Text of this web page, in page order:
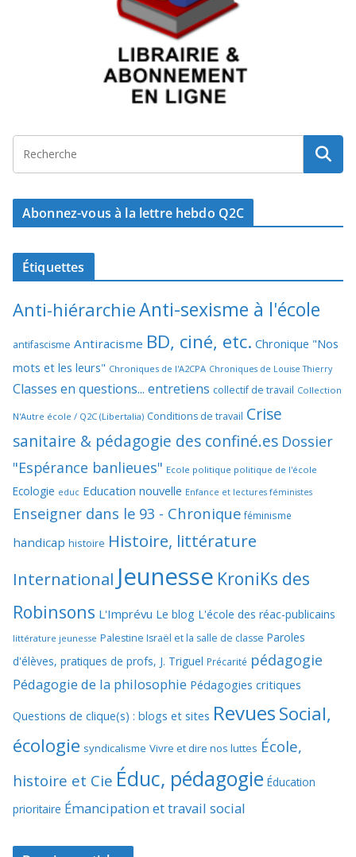
Abonnez-vous à la lettre hebdo Q2C
Étiquettes
Anti-hiérarchieAnti-sexisme à l'école
antifascisme Antiracisme BD, ciné, etc. Chronique "Nos
mots et les leurs" Chroniques de l'A2CPA Chroniques de Louise Thierry
Classes en questions... entretiens collectif de travail Collection
N'Autre école / Q2C (Libertalia) Conditions de travail Crise
sanitaire & pédagogie des confiné.es Dossier
"Espérance banlieues" Ecole politique politique de l'école
Ecologie educ Education nouvelle Enfance et lectures féministes
Enseigner dans le 93 - Chronique féminisme
handicap histoire Histoire, littérature
International Jeunesse KroniKs des
Robinsons L'Imprévu Le blog L'école des réac-publicains
littérature jeunesse Palestine Israël et la salle de classe Paroles
d'élèves, pratiques de profs, J. Triguel Précarité pédagogie
Pédagogie de la philosophie Pédagogies critiques
Questions de clique(s) : blogs et sites RevuesSocial,
écologie syndicalisme Vivre et dire nos luttes École,
histoire et Cie Éduc, pédagogie Éducation
prioritaire Émancipation et travail social